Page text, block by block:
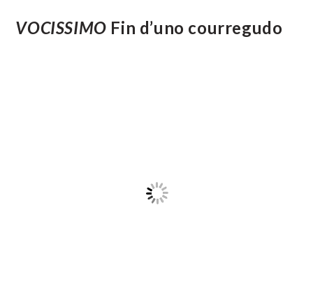
Plébiscités
Par
VOCISSIMO Fin d’uno courregudo